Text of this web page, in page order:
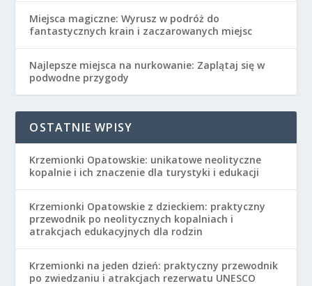
Miejsca magiczne: Wyrusz w podróż do
fantastycznych krain i zaczarowanych miejsc
Najlepsze miejsca na nurkowanie: Zaplątaj się w
podwodne przygody
OSTATNIE WPISY
Krzemionki Opatowskie: unikatowe neolityczne
kopalnie i ich znaczenie dla turystyki i edukacji
Krzemionki Opatowskie z dzieckiem: praktyczny
przewodnik po neolitycznych kopalniach i
atrakcjach edukacyjnych dla rodzin
Krzemionki na jeden dzień: praktyczny przewodnik
po zwiedzaniu i atrakcjach rezerwatu UNESCO